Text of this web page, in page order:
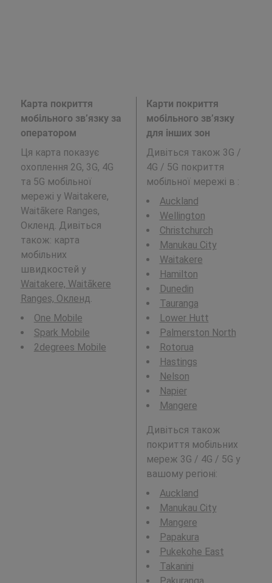
Карта покриття
мобільного зв’язку за
оператором
Ця карта показує
охоплення 2G, 3G, 4G
та 5G мобільної
мережі у Waitakere,
Waitākere Ranges,
Окленд. Дивіться
також: карта
мобільних
швидкостей у
Waitakere, Waitākere
Ranges, Окленд.
One Mobile
Spark Mobile
2degrees Mobile
Карти покриття
мобільного зв’язку
для інших зон
Дивіться також 3G /
4G / 5G покриття
мобільної мережі в :
Auckland
Wellington
Christchurch
Manukau City
Waitakere
Hamilton
Dunedin
Tauranga
Lower Hutt
Palmerston North
Rotorua
Hastings
Nelson
Napier
Mangere
Дивіться також
покриття мобільних
мереж 3G / 4G / 5G у
вашому регіоні:
Auckland
Manukau City
Mangere
Papakura
Pukekohe East
Takanini